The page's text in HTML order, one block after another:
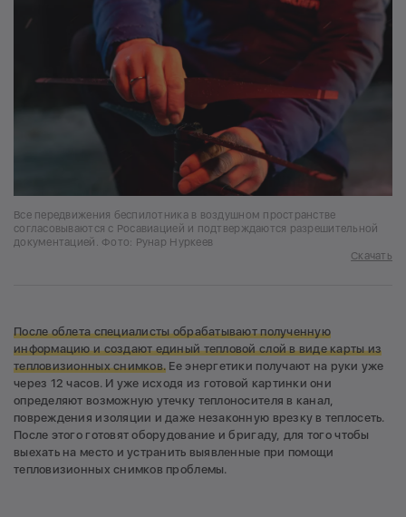
Все передвижения беспилотника в воздушном пространстве
согласовываются с Росавиацией и подтверждаются разрешительной
документацией. Фото: Рунар Нуркеев
Скачать
После облета специалисты обрабатывают полученную
информацию и создают единый тепловой слой в виде карты из
тепловизионных снимков. Ее энергетики получают на руки уже
через 12 часов. И уже исходя из готовой картинки они
определяют возможную утечку теплоносителя в канал,
повреждения изоляции и даже незаконную врезку в теплосеть.
После этого готовят оборудование и бригаду, для того чтобы
выехать на место и устранить выявленные при помощи
тепловизионных снимков проблемы.